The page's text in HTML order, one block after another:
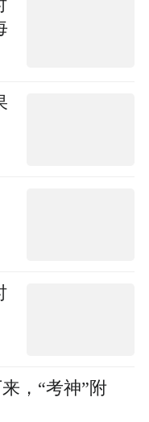
，“考神”附